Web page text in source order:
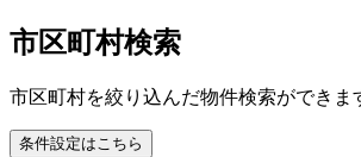
市区町村検索
市区町村を絞り込んだ物件検索ができま
条件設定はこちら